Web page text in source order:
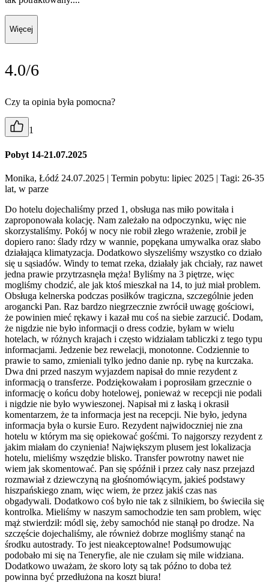
Więcej
4.0/6
Czy ta opinia była pomocna?
1
Pobyt 14-21.07.2025
Monika, Łódź 24.07.2025 | Termin pobytu: lipiec 2025 | Tagi: 26-35
lat, w parze
Do hotelu dojechaliśmy przed 1, obsługa nas miło powitała i
zaproponowała kolację. Nam zależało na odpoczynku, więc nie
skorzystaliśmy. Pokój w nocy nie robił złego wrażenie, zrobił je
dopiero rano: ślady rdzy w wannie, popękana umywalka oraz słabo
działająca klimatyzacja. Dodatkowo słyszeliśmy wszystko co działo
się u sąsiadów. Windy to temat rzeka, działały jak chciały, raz nawet
jedna prawie przytrzasnęła męża! Byliśmy na 3 piętrze, więc
mogliśmy chodzić, ale jak ktoś mieszkał na 14, to już miał problem.
Obsługa kelnerska podczas posiłków tragiczna, szczególnie jeden
arogancki Pan. Raz bardzo niegrzecznie zwrócił uwagę gościowi,
że powinien mieć rękawy i kazał mu coś na siebie zarzucić. Dodam,
że nigdzie nie było informacji o dress codzie, byłam w wielu
hotelach, w różnych krajach i często widziałam tabliczki z tego typu
informacjami. Jedzenie bez rewelacji, monotonne. Codziennie to
prawie to samo, zmieniali tylko jedno danie np. rybę na kurczaka.
Dwa dni przed naszym wyjazdem napisał do mnie rezydent z
informacją o transferze. Podziękowałam i poprosiłam grzecznie o
informację o końcu doby hotelowej, ponieważ w recepcji nie podali
i nigdzie nie było wywieszonej. Napisał mi z łaską i okrasił
komentarzem, że ta informacja jest na recepcji. Nie było, jedyna
informacja była o kursie Euro. Rezydent najwidoczniej nie zna
hotelu w którym ma się opiekować gośćmi. To najgorszy rezydent z
jakim miałam do czynienia! Największym plusem jest lokalizacja
hotelu, mieliśmy wszędzie blisko. Transfer powrotny nawet nie
wiem jak skomentować. Pan się spóźnił i przez cały nasz przejazd
rozmawiał z dziewczyną na głośnomówiącym, jakieś podstawy
hiszpańskiego znam, więc wiem, że przez jakiś czas nas
obgadywali. Dodatkowo coś było nie tak z silnikiem, bo świeciła się
kontrolka. Mieliśmy w naszym samochodzie ten sam problem, więc
mąż stwierdził: módl się, żeby samochód nie stanął po drodze. Na
szczęście dojechaliśmy, ale również dobrze mogliśmy stanąć na
środku autostrady. To jest nieakceptowalne! Podsumowując
podobało mi się na Teneryfie, ale nie czułam się mile widziana.
Dodatkowo uważam, że skoro loty są tak późno to doba też
powinna być przedłużona na koszt biura!